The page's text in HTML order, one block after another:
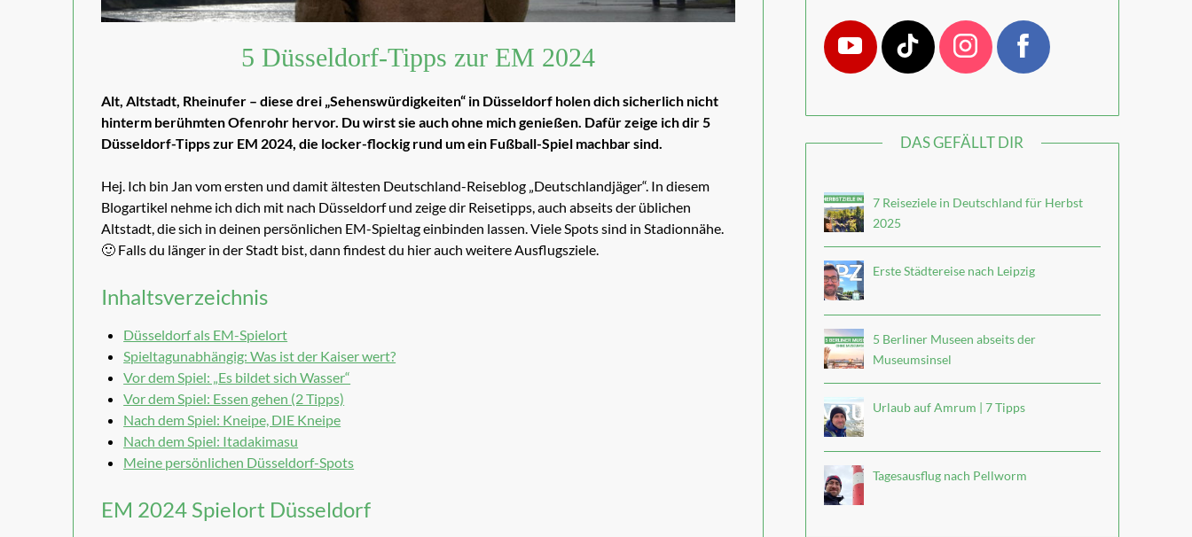
5 Düsseldorf-Tipps zur EM 2024
Alt, Altstadt, Rheinufer – diese drei „Sehenswürdigkeiten“ in Düsseldorf holen dich sicherlich nicht
hinterm berühmten Ofenrohr hervor. Du wirst sie auch ohne mich genießen. Dafür zeige ich dir 5
Düsseldorf-Tipps zur EM 2024, die locker-flockig rund um ein Fußball-Spiel machbar sind.
Hej. Ich bin Jan vom ersten und damit ältesten Deutschland-Reiseblog „Deutschlandjäger“. In diesem
Blogartikel nehme ich dich mit nach Düsseldorf und zeige dir Reisetipps, auch abseits der üblichen
Altstadt, die sich in deinen persönlichen EM-Spieltag einbinden lassen. Viele Spots sind in Stadionnähe.
🙂 Falls du länger in der Stadt bist, dann findest du hier auch weitere Ausflugsziele.
Inhaltsverzeichnis
Düsseldorf als EM-Spielort
Spieltagunabhängig: Was ist der Kaiser wert?
Vor dem Spiel: „Es bildet sich Wasser“
Vor dem Spiel: Essen gehen (2 Tipps)
Nach dem Spiel: Kneipe, DIE Kneipe
Nach dem Spiel: Itadakimasu
Meine persönlichen Düsseldorf-Spots
EM 2024 Spielort Düsseldorf
DAS GEFÄLLT DIR
7 Reiseziele in Deutschland für Herbst
2025
Erste Städtereise nach Leipzig
5 Berliner Museen abseits der
Museumsinsel
Urlaub auf Amrum | 7 Tipps
Tagesausflug nach Pellworm